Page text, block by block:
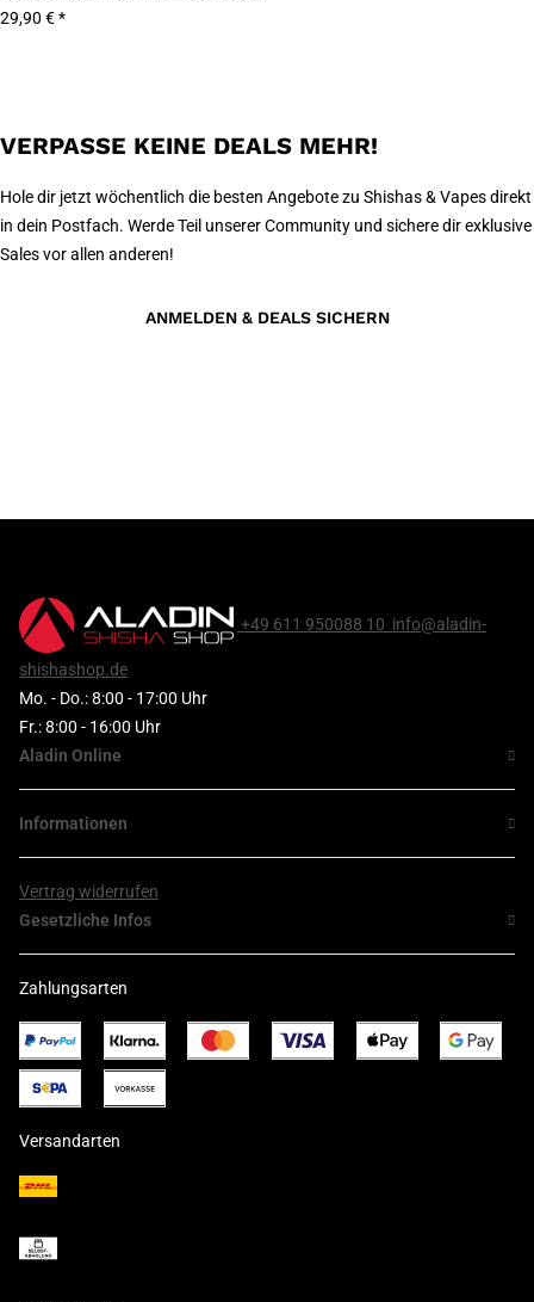
29,90 €*
VERPASSE KEINE DEALS MEHR!
Hole dir jetzt wöchentlich die besten Angebote zu Shishas & Vapes direkt
in dein Postfach. Werde Teil unserer Community und sichere dir exklusive
Sales vor allen anderen!
ANMELDEN & DEALS SICHERN
+49 611 950088 10 info@aladin-
shishashop.de
Mo. - Do.: 8:00 - 17:00 Uhr
Fr.: 8:00 - 16:00 Uhr
Aladin Online
Informationen
Vertrag widerrufen
Gesetzliche Infos
Zahlungsarten
Versandarten